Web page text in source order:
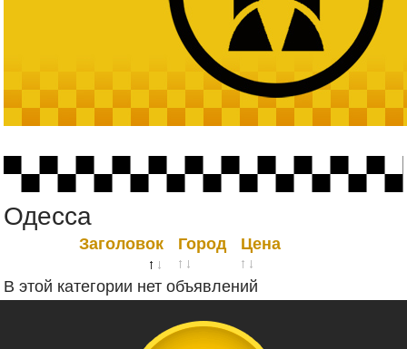
Одесса
Заголовок Город Цена
В этой категории нет объявлений